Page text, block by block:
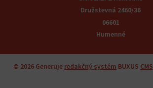
Družstevná 2460/36
06601
Humenné
© 2026 Generuje redakčný systém BUXUS CMS